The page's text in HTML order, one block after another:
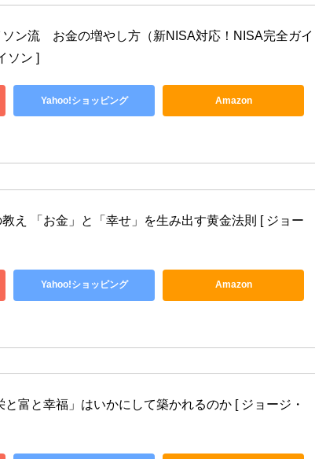
ン流　お金の増やし方（新NISA対応！NISA完全ガイ
ン ]
Yahoo!ショッピング Amazon
え 「お金」と「幸せ」を生み出す黄金法則 [ ジョー
Yahoo!ショッピング Amazon
富と幸福」はいかにして築かれるのか [ ジョージ・